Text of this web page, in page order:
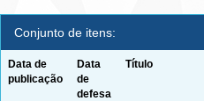
Conjunto de itens:
Data de
publicação
Data
de
defesa
Título